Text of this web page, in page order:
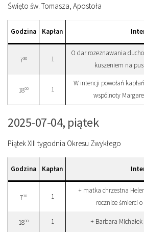
Święto św. Tomasza, Apostoła
Godzina Kapłan
730 1
O dar rozeznawania
kuszeniem na
1800 1
W intencji powołań
wspólnoty
2025-07-04, piątek
Piątek XIII tygodnia Okresu Zwykłego
Godzina Kapłan
730 1
+ matka chrzestna
rocznice śmierci
1800 1 + Barbara